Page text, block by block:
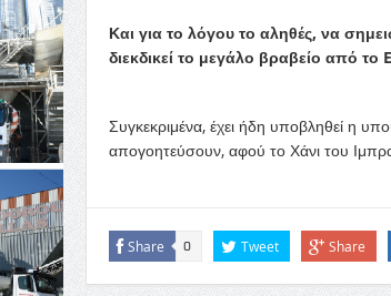
Και για το λόγου το αληθές, να
διεκδικεί το μεγάλο βραβείο από
Συγκεκριμένα, έχει ήδη υποβληθεί η
απογοητεύσουν, αφού το Χάνι του
Share 0 Tweet Share